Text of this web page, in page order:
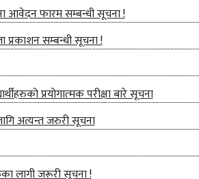
आवेदन फारम सम्बन्धी सूचना !
प्रकाशन सम्बन्धी सूचना !
प्रयोगात्‍मक परीक्षा बारे सूचना
अत्यन्त जरुरी सूचना
लागी जरूरी सूचना !